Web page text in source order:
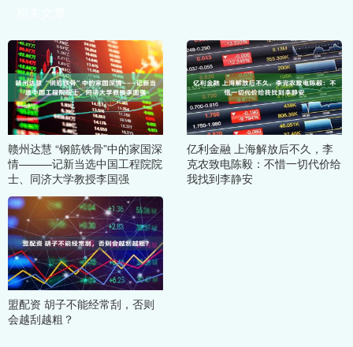
赣州达慧 “钢筋铁骨”中的家国深
情———记新当选中国工程院院
士、同济大学教授李国强
亿利金融 上海解放后不久，李
克农致电陈毅：不惜一切代价给
我找到李静安
盟配资 胡子不能经常刮，否则
会越刮越粗？